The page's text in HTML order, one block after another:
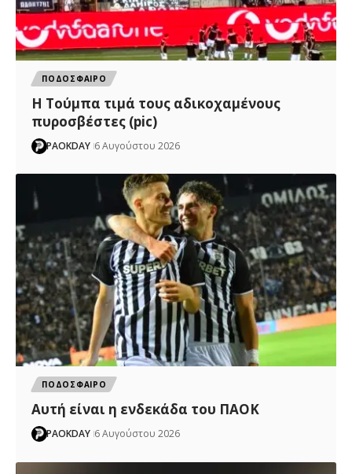
ΠΟΔΟΣΦΑΙΡΟ
H Tούμπα τιμά τους αδικοχαμένους
πυροσβέστες (pic)
PAOKDAY 6 Αυγούστου 2026
ΠΟΔΟΣΦΑΙΡΟ
Αυτή είναι η ενδεκάδα του ΠΑΟΚ
PAOKDAY 6 Αυγούστου 2026